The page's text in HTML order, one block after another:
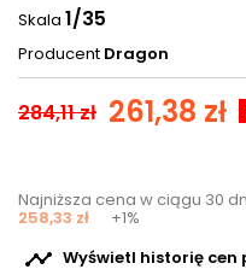
Skala 1/35
Producent Dragon
284,11 zł 261,38 zł
Najniższa cena w ciągu 30
258,33 zł +1%
 Wyświetl historię cen